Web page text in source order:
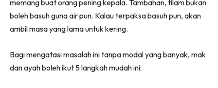
Ruang Tamu
Menarik Lagi
Casa Impiana
memang buat orang pening kepala. Tambahan, tilam bukan
boleh basuh guna air pun. Kalau terpaksa basuh pun, akan
ambil masa yang lama untuk kering.
Bagi mengatasi masalah ini tanpa modal yang banyak, mak
dan ayah boleh ikut 5 langkah mudah ini: